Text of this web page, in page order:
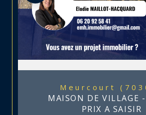
Meurcourt
MAISON DE VILLAGE
PRIX A SAISIR